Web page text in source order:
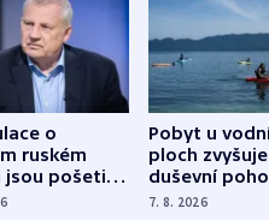
o
ruském
jsou pošetilé,
Pobyt u
ploch zvyšuje
duševní
ukázala
7. 8. 2026